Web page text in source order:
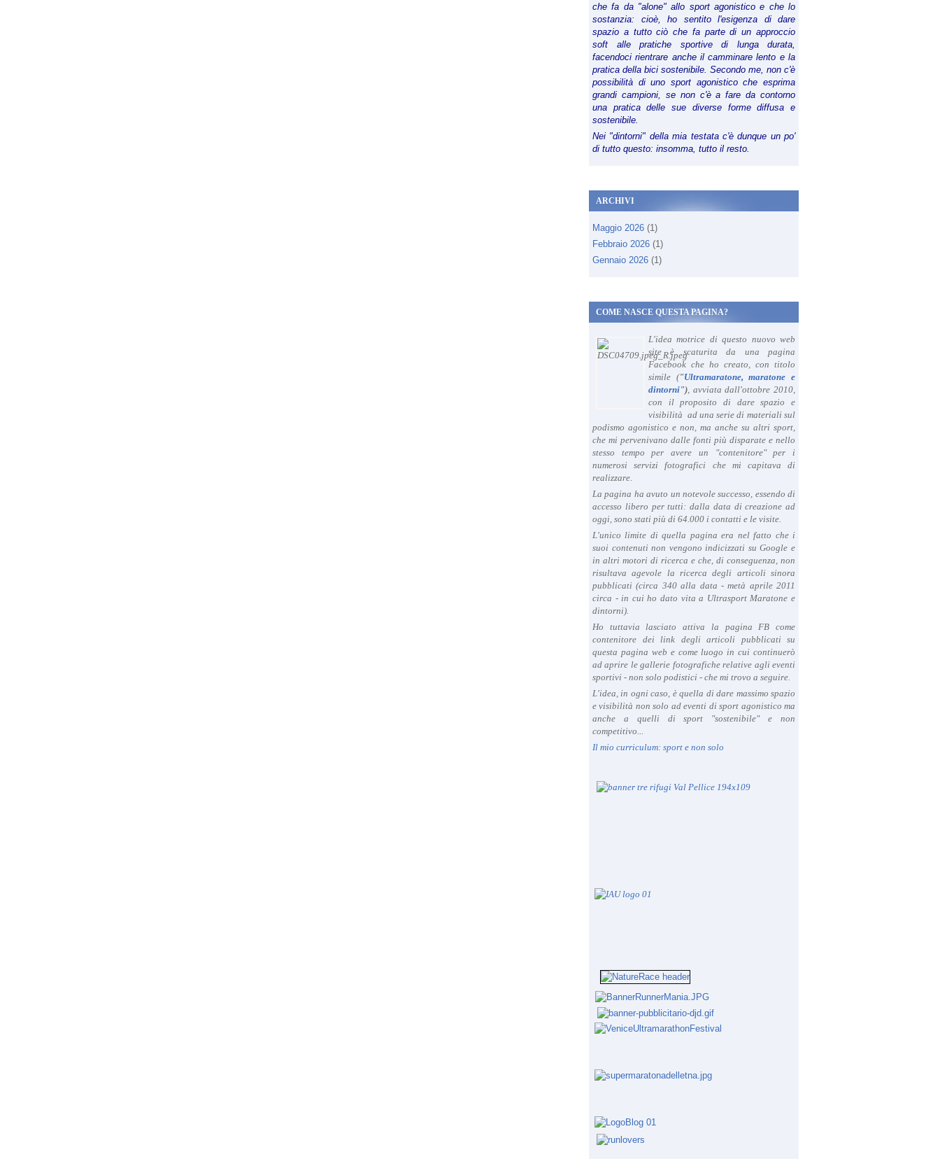
che fa da "alone" allo sport agonistico e che lo
sostanzia: cioè, ho sentito l'esigenza di dare
spazio a tutto ciò che fa parte di un approccio
soft alle pratiche sportive di lunga durata,
facendoci rientrare anche il camminare lento e la
pratica della bici sostenibile. Secondo me, non c'è
possibilità di uno sport agonistico che esprima
grandi campioni, se non c'è a fare da contorno
una pratica delle sue diverse forme diffusa e
sostenibile.
Nei "dintorni" della mia testata c'è dunque un po'
di tutto questo: insomma, tutto il resto.
ARCHIVI
Maggio 2026 (1)
Febbraio 2026 (1)
Gennaio 2026 (1)
COME NASCE QUESTA PAGINA?
L'idea motrice di questo nuovo web
site è scaturita da una pagina
Facebook che ho creato, con titolo
simile ("Ultramaratone, maratone e
dintorni"), avviata dall'ottobre 2010,
con il proposito di dare spazio e
visibilità ad una serie di materiali sul
podismo agonistico e non, ma anche su altri sport,
che mi pervenivano dalle fonti più disparate e nello
stesso tempo per avere un "contenitore" per i
numerosi servizi fotografici che mi capitava di
realizzare.
La pagina ha avuto un notevole successo, essendo di
accesso libero per tutti: dalla data di creazione ad
oggi, sono stati più di 64.000 i contatti e le visite.
L'unico limite di quella pagina era nel fatto che i
suoi contenuti non vengono indicizzati su Google e
in altri motori di ricerca e che, di conseguenza, non
risultava agevole la ricerca degli articoli sinora
pubblicati (circa 340 alla data - metà aprile 2011
circa - in cui ho dato vita a Ultrasport Maratone e
dintorni).
Ho tuttavia lasciato attiva la pagina FB come
contenitore dei link degli articoli pubblicati su
questa pagina web e come luogo in cui continuerò
ad aprire le gallerie fotografiche relative agli eventi
sportivi - non solo podistici - che mi trovo a seguire.
L'idea, in ogni caso, è quella di dare massimo spazio
e visibilità non solo ad eventi di sport agonistico ma
anche a quelli di sport "sostenibile" e non
competitivo...
Il mio curriculum: sport e non solo